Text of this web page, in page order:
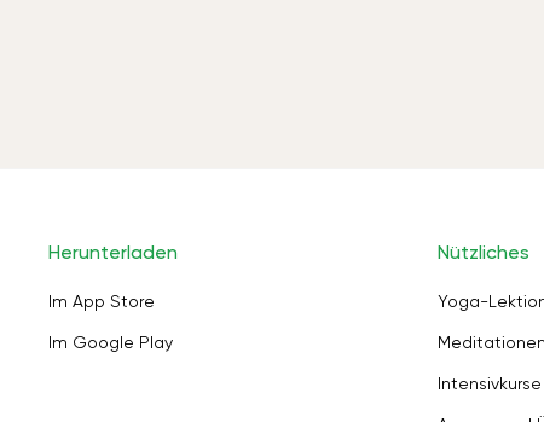
Herunterladen
Im App Store
Im Google Play
Nützliches
Yoga-
Intensivkurse